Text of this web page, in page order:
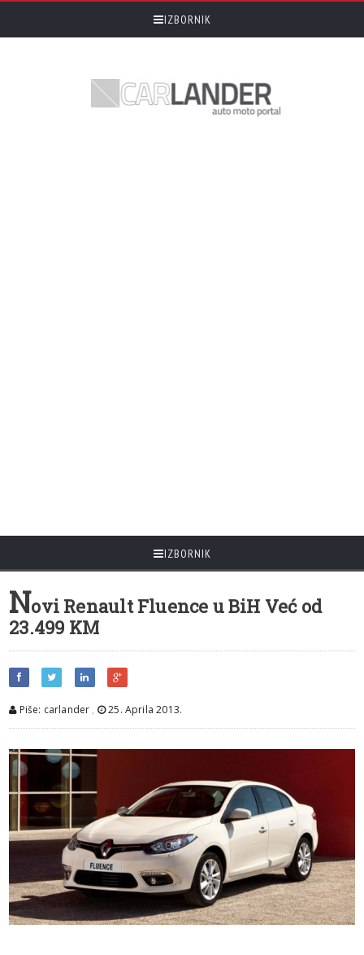
IZBORNIK
IZBORNIK
Novi Renault Fluence u BiH Već od
23.499 KM
Piše: carlander , 25. Aprila 2013.